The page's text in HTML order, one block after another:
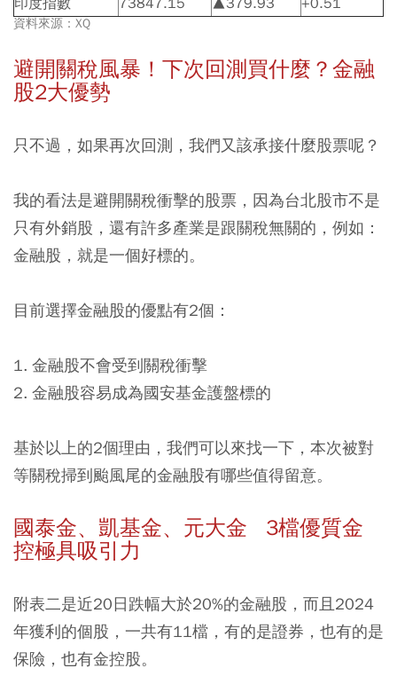
印度指數
73847.15 ▲379.93 +0.51
資料來源：XQ
避開關稅風暴！下次回測買什麼？金融
股2大優勢
只不過，如果再次回測，我們又該承接什麼股票呢？
我的看法是避開關稅衝擊的股票，因為台北股市不是
只有外銷股，還有許多產業是跟關稅無關的，例如：
金融股，就是一個好標的。
目前選擇金融股的優點有2個：
1. 金融股不會受到關稅衝擊
2. 金融股容易成為國安基金護盤標的
基於以上的2個理由，我們可以來找一下，本次被對
等關稅掃到颱風尾的金融股有哪些值得留意。
國泰金、凱基金、元大金 3檔優質金
控極具吸引力
附表二是近20日跌幅大於20%的金融股，而且2024
年獲利的個股，一共有11檔，有的是證券，也有的是
保險，也有金控股。